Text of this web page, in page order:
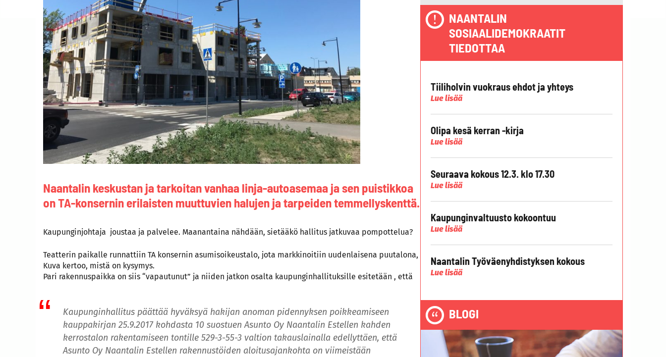
Naantalin keskustan ja tarkoitan vanhaa linja-autoasemaa ja sen puistikkoa
on TA-konsernin erilaisten muuttuvien halujen ja tarpeiden temmellyskenttä.
Kaupunginjohtaja joustaa ja palvelee. Maanantaina nähdään, sietääkö hallitus jatkuvaa pompottelua?
Teatterin paikalle runnattiin TA konsernin asumisoikeustalo, jota markkinoitiin uudenlaisena puutalona,
Kuva kertoo, mistä on kysymys.
Pari rakennuspaikka on siis “vapautunut” ja niiden jatkon osalta kaupunginhallituksille esitetään , että
Kaupunginhallitus päättää hyväksyä hakijan anoman pidennyksen poikkeamiseen
kauppakirjan 25.9.2017 kohdasta 10 suostuen Asunto Oy Naantalin Estellen kahden
kerrostalon rakentamiseen tontille 529-3-55-3 valtion takauslainalla edellyttäen, että
Asunto Oy Naantalin Estellen rakennustöiden aloitusajankohta on viimeistään
NAANTALIN
SOSIAALIDEMOKRAATIT
TIEDOTTAA
Tiiliholvin vuokraus ehdot ja yhteys
Lue lisää
Olipa kesä kerran -kirja
Lue lisää
Seuraava kokous 12.3. klo 17.30
Lue lisää
Kaupunginvaltuusto kokoontuu
Lue lisää
Naantalin Työväenyhdistyksen kokous
Lue lisää
BLOGI